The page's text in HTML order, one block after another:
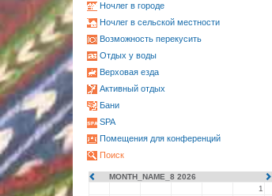
Ночлег в городе
Ночлег в сельской местности
Возможность перекусить
Oтдых у воды
Верховая езда
Активный отдых
Бани
SPA
Помещения для конференций
Поиск
MONTH_NAME_8 2026
1